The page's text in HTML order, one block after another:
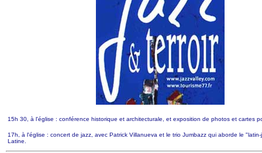
15h 30, à l'église : conférence historique et architecturale, et exposition de photos et cartes
17h, à l'église : concert de jazz, avec Patrick Villanueva et le trio Jumbazz qui aborde le
Latine.